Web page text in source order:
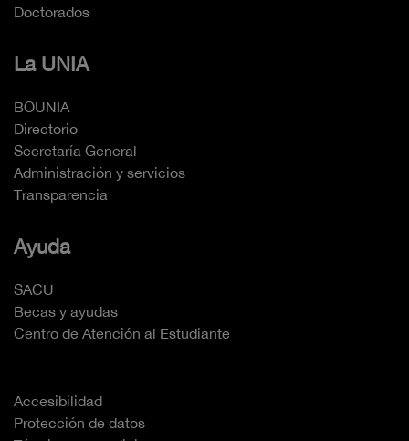
Doctorados
La UNIA
BOUNIA
Directorio
Secretaría General
Administración y servicios
Transparencia
Ayuda
SACU
Becas y ayudas
Centro de Atención al Estudiante
Accesibilidad
Protección de datos